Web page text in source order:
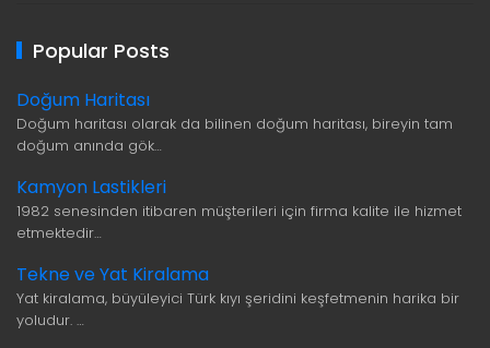
Popular Posts
Doğum Haritası
Doğum haritası olarak da bilinen doğum haritası, bireyin tam
doğum anında gök…
Kamyon Lastikleri
1982 senesinden itibaren müşterileri için firma kalite ile hizmet
etmektedir…
Tekne ve Yat Kiralama
Yat kiralama, büyüleyici Türk kıyı şeridini keşfetmenin harika bir
yoludur. …